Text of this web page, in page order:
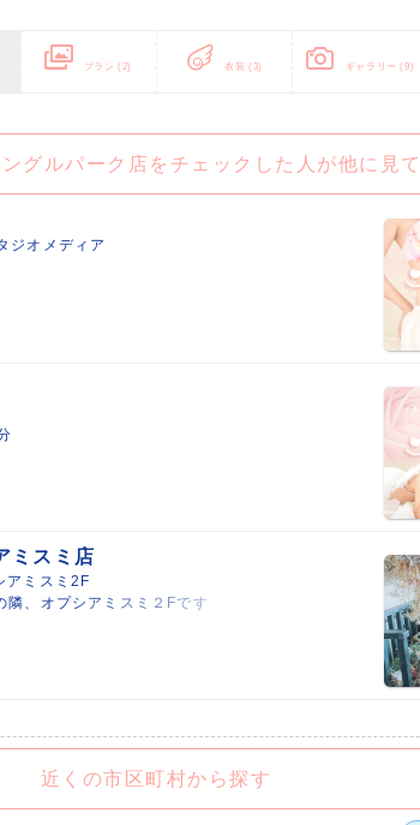
プラン(2) 衣装(3) ギャラリー(9)
グルパーク店をチェックした人が他に見
ジオメディア
ミスミ店
アミスミ2F
、オプシアミスミ２Fです
近くの市区町村から探す